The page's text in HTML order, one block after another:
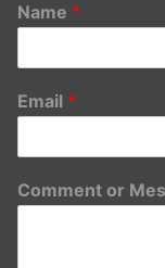
Name *
Email *
Comment or